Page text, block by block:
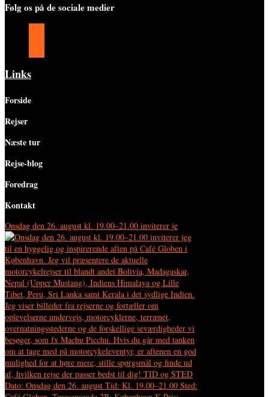
Følg os på de sociale medier
Links
Forside
Rejser
Næste tur
Rejse-blog
Foredrag
Kontakt
Onsdag den 26. august kl. 19.00–21.00 inviterer je